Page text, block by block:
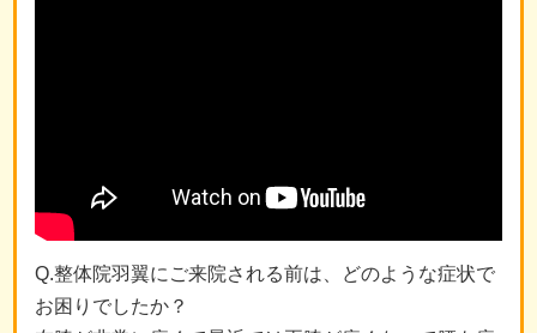
Q.整体院羽翼にご来院される前は、どのような症状で
お困りでしたか？